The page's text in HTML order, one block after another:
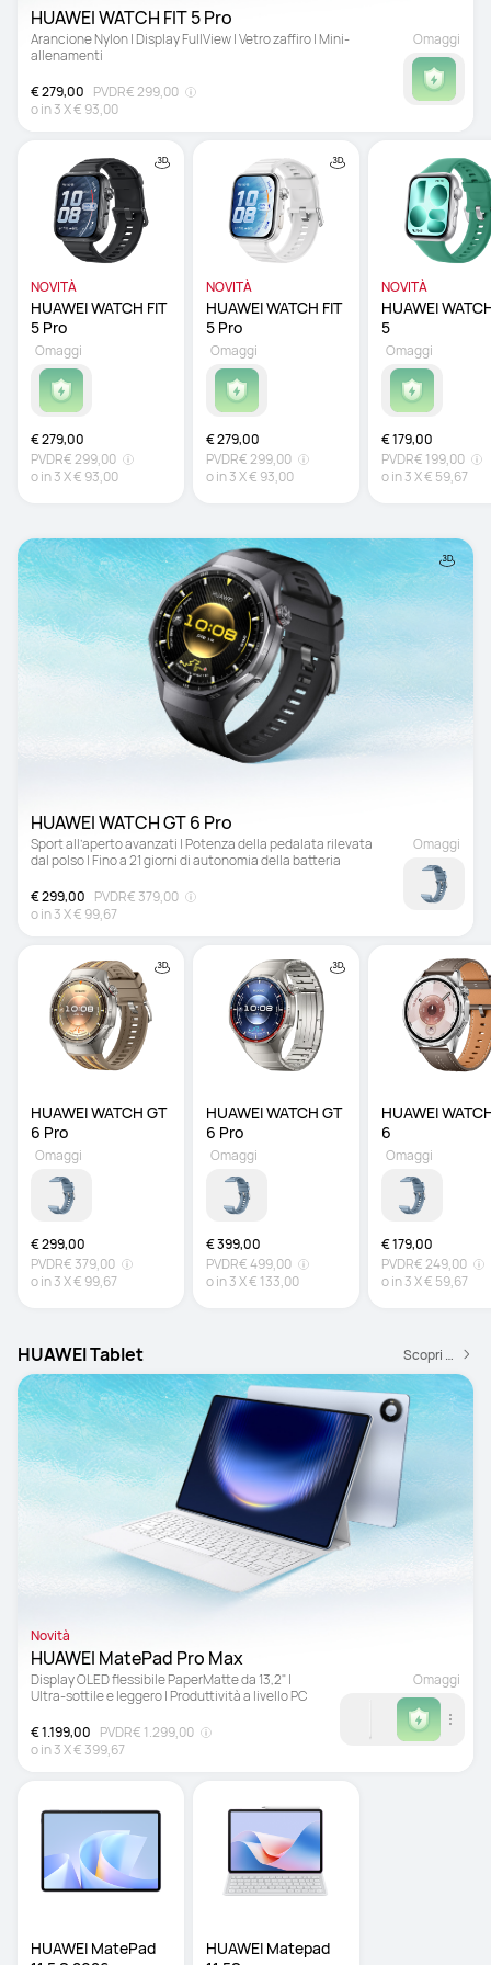
Arancione Nylon | Display FullView | Vetro zaffiro | Mini-
allenamenti
€ 279,00 PVDR€ 299,00
o in3X€ 93,00
Omaggi
NOVITÀ
HUAWEI WATCH FIT
€ 279,00
PVDR€ 299,00
o in3X€ 93,00
Omaggi
NOVITÀ
HUAWEI WATCH FIT
€ 279,00
PVDR€ 299,00
o in3X€ 93,00
Omaggi
NOVITÀ
HUAWEI
€ 179,00
PVDR€ 199,00
o in3X€ 59,67
Omaggi
Sport all’aperto avanzati | Potenza della pedalata rilevata
dal polso | Fino a 21 giorni di autonomia della batteria
€ 299,00 PVDR€ 379,00
o in3X€ 99,67
Omaggi
HUAWEI WATCH GT
€ 299,00
PVDR€ 379,00
o in3X€ 99,67
Omaggi
HUAWEI WATCH GT
€ 399,00
PVDR€ 499,00
o in3X€ 133,00
Omaggi
HUAWEI
6
€ 179,00
PVDR€ 249,00
o in3X€ 59,67
Omaggi
HUAWEI Tablet Scopri di più
Novità
Display OLED flessibile PaperMatte da 13,2" |
Ultra-sottile e leggero | Produttività a livello PC
€ 1.199,00 PVDR€ 1.299,00
o in3X€ 399,67
Omaggi
HUAWEI MatePad
HUAWEI Matepad